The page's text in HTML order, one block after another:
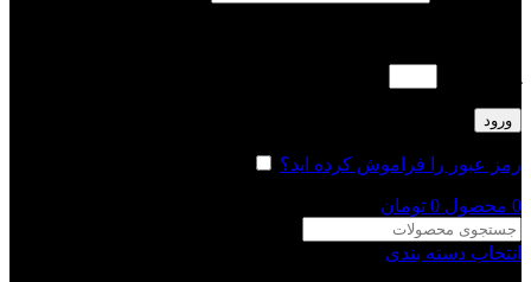
ورود
رمز عبور را فراموش کرده اید؟
0 محصول 0 تومان
انتخاب دسته بندی